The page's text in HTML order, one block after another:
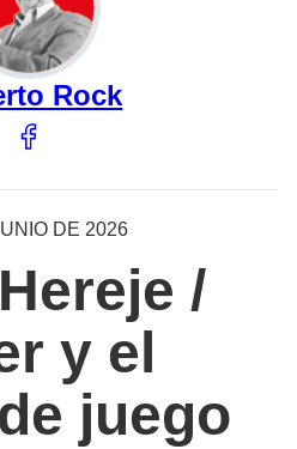
Rock
DE 2026
/
y el
juego